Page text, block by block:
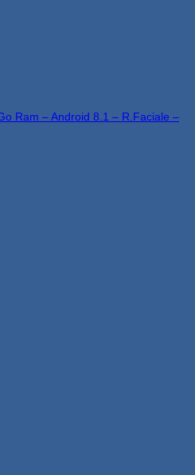
Ram – Android 8.1 – R.Faciale –